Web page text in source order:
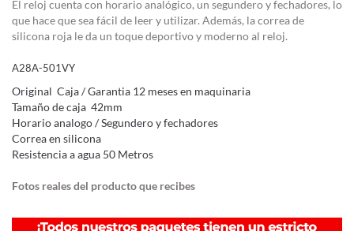
El reloj cuenta con horario analógico, un segundero y fechadores, lo
que hace que sea fácil de leer y utilizar. Además, la correa de
silicona roja le da un toque deportivo y moderno al reloj.
A28A-501VY
Original Caja / Garantia 12 meses en maquinaria
Tamaño de caja 42mm
Horario analogo / Segundero y fechadores
Correa en silicona
Resistencia a agua 50 Metros
Fotos reales del producto que recibes